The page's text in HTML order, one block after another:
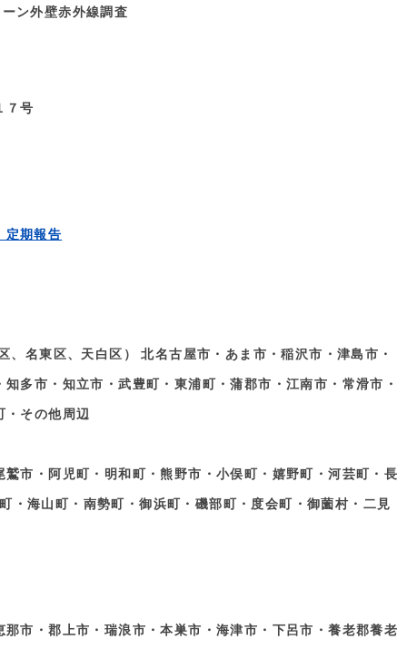
ン外壁赤外線調査
号
期報告
名東区、天白区） 北名古屋市・あま市・稲沢市・津島市・
多市・知立市・武豊町・東浦町・蒲郡市・江南市・常滑市・
・その他周辺
市・阿児町・明和町・熊野市・小俣町・嬉野町・河芸町・長
・海山町・南勢町・御浜町・磯部町・度会町・御薗村・二見
市・郡上市・瑞浪市・本巣市・海津市・下呂市・養老郡養老